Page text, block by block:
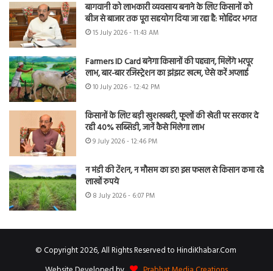
बागवानी को लाभकारी व्यवसाय बनाने के लिए किसानों को
बीज से बाजार तक पूरा सहयोग दिया जा रहा है: मोहिंदर भगत
15 July 2026 - 11:43 AM
Farmers ID Card बनेगा किसानों की पहचान, मिलेंगे भरपूर
लाभ, बार-बार रजिस्ट्रेशन का झंझट खत्म, ऐसे करें अप्लाई
10 July 2026 - 12:42 PM
किसानों के लिए बड़ी खुशखबरी, फूलों की खेती पर सरकार दे
रही 40% सब्सिडी, जानें कैसे मिलेगा लाभ
9 July 2026 - 12:46 PM
न मंडी की टेंशन, न मौसम का डर! इस फसल से किसान कमा रहे
लाखों रुपये
8 July 2026 - 6:07 PM
© Copyright 2026, All Rights Reserved to HindiKhabar.Com